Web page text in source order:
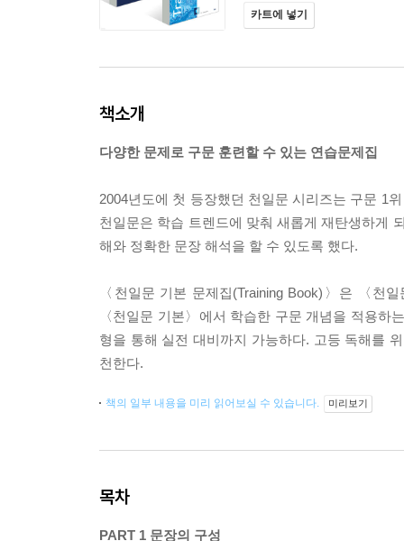
카트에 넣기
책소개
다양한 문제로 구문 훈련할 수 있는 연습문제집
2004년도에 첫 등장했던 천일문 시리즈는 구문 1
천일문은 학습 트렌드에 맞춰 새롭게 재탄생하게
해와 정확한 문장 해석을 할 수 있도록 했다.
〈천일문 기본 문제집(Training Book)〉은 〈천
〈천일문 기본〉에서 학습한 구문 개념을 적용
형을 통해 실전 대비까지 가능하다. 고등 독해를
천한다.
책의 일부 내용을 미리 읽어보실 수 있습니다. 미리보기
목차
PART 1 문장의 구성